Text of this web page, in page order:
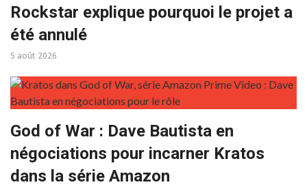
Rockstar explique pourquoi le projet a
été annulé
5 août 2026
God of War : Dave Bautista en
négociations pour incarner Kratos
dans la série Amazon